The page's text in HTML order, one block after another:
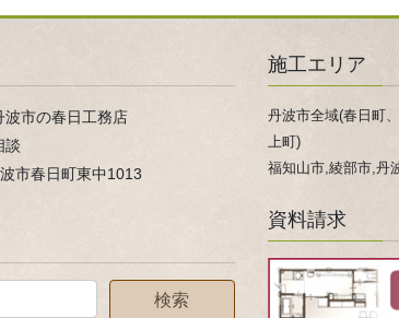
市の春日工務店
談
市春日町東中1013
施工エリア
丹波市全域(春日町
上町)
福知山市,綾部市,丹
資料請求